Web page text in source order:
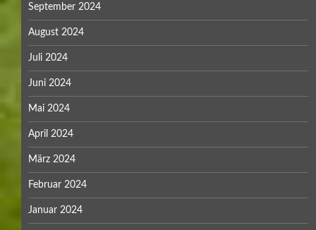
September 2024
August 2024
Juli 2024
Juni 2024
Mai 2024
April 2024
März 2024
Februar 2024
Januar 2024